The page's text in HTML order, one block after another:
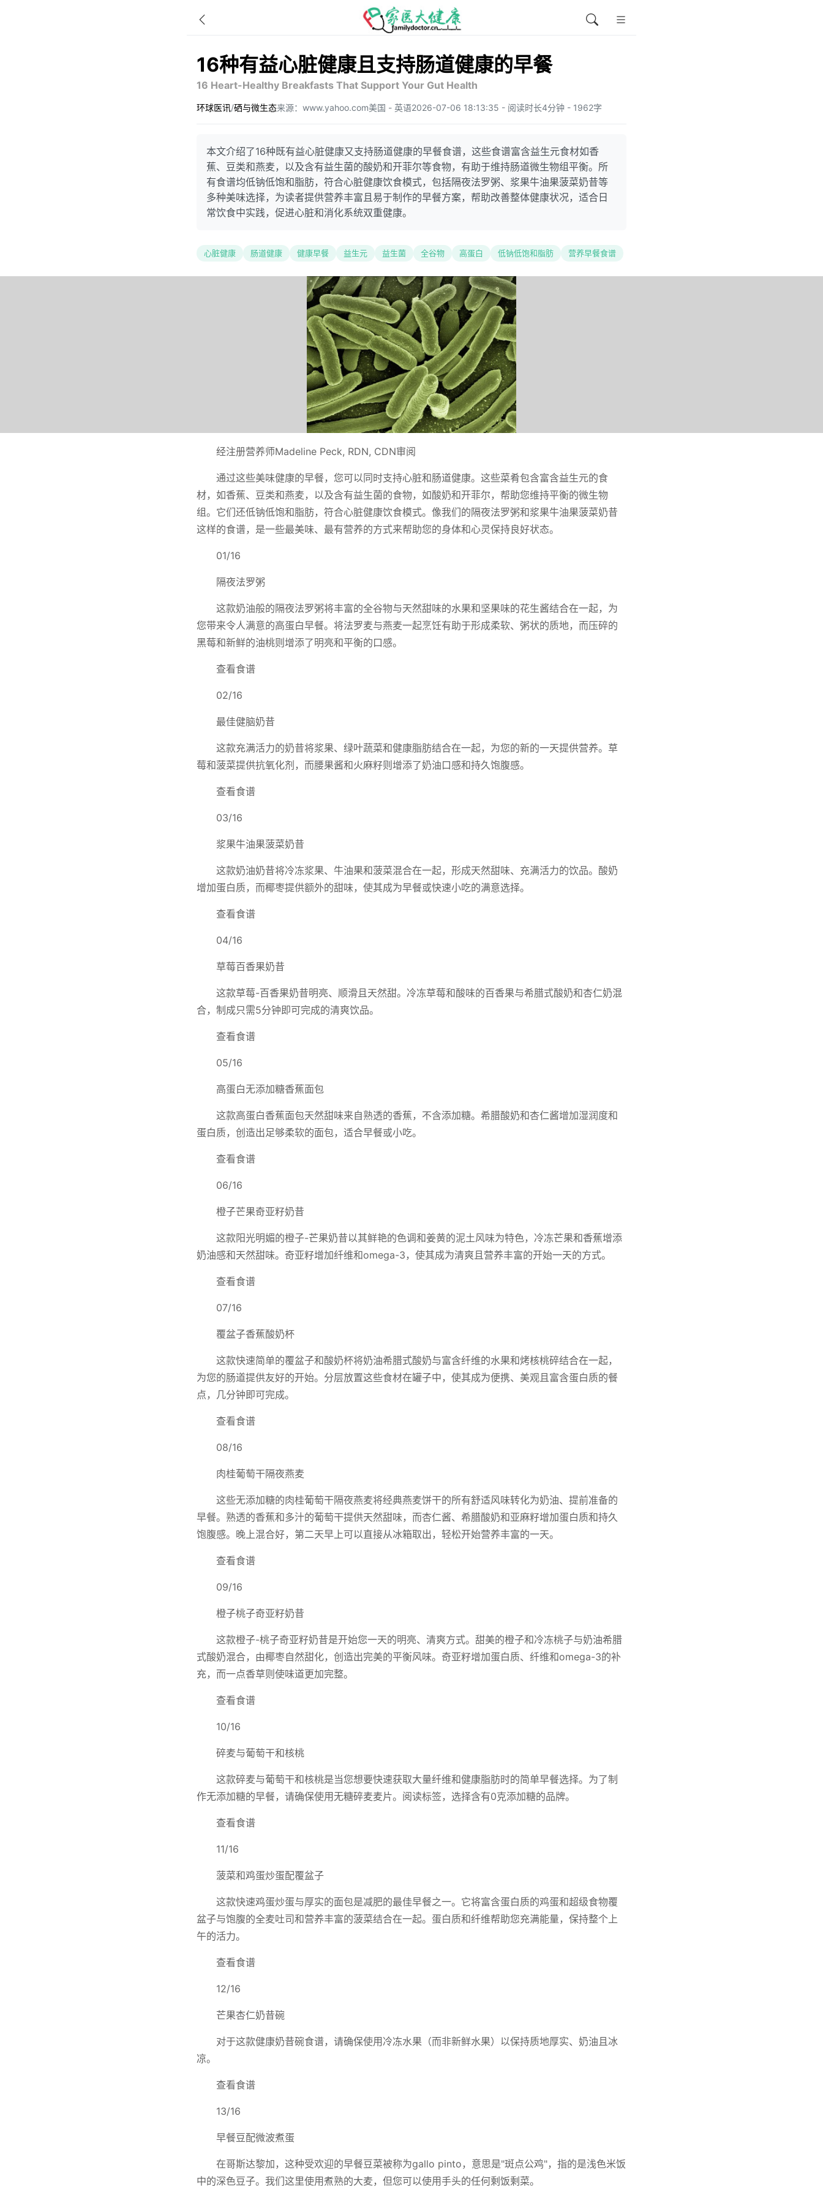
16种有益心脏健康且支持肠道健康的早餐
16 Heart-Healthy Breakfasts That Support Your Gut Health
环球医讯/硒与微生态来源：www.yahoo.com美国 - 英语2026-07-06 18:13:35 - 阅读时长4分钟 - 1962字
本文介绍了16种既有益心脏健康又支持肠道健康的早餐食谱，这些食谱富含益生元食材如香
蕉、豆类和燕麦，以及含有益生菌的酸奶和开菲尔等食物，有助于维持肠道微生物组平衡。所
有食谱均低钠低饱和脂肪，符合心脏健康饮食模式，包括隔夜法罗粥、浆果牛油果菠菜奶昔等
多种美味选择，为读者提供营养丰富且易于制作的早餐方案，帮助改善整体健康状况，适合日
常饮食中实践，促进心脏和消化系统双重健康。
心脏健康 肠道健康 健康早餐 益生元 益生菌 全谷物 高蛋白 低钠低饱和脂肪 营养早餐食谱
经注册营养师Madeline Peck, RDN, CDN审阅
通过这些美味健康的早餐，您可以同时支持心脏和肠道健康。这些菜肴包含富含益生元的食
材，如香蕉、豆类和燕麦，以及含有益生菌的食物，如酸奶和开菲尔，帮助您维持平衡的微生物
组。它们还低钠低饱和脂肪，符合心脏健康饮食模式。像我们的隔夜法罗粥和浆果牛油果菠菜奶昔
这样的食谱，是一些最美味、最有营养的方式来帮助您的身体和心灵保持良好状态。
01/16
隔夜法罗粥
这款奶油般的隔夜法罗粥将丰富的全谷物与天然甜味的水果和坚果味的花生酱结合在一起，为
您带来令人满意的高蛋白早餐。将法罗麦与燕麦一起烹饪有助于形成柔软、粥状的质地，而压碎的
黑莓和新鲜的油桃则增添了明亮和平衡的口感。
查看食谱
02/16
最佳健脑奶昔
这款充满活力的奶昔将浆果、绿叶蔬菜和健康脂肪结合在一起，为您的新的一天提供营养。草
莓和菠菜提供抗氧化剂，而腰果酱和火麻籽则增添了奶油口感和持久饱腹感。
查看食谱
03/16
浆果牛油果菠菜奶昔
这款奶油奶昔将冷冻浆果、牛油果和菠菜混合在一起，形成天然甜味、充满活力的饮品。酸奶
增加蛋白质，而椰枣提供额外的甜味，使其成为早餐或快速小吃的满意选择。
查看食谱
04/16
草莓百香果奶昔
这款草莓-百香果奶昔明亮、顺滑且天然甜。冷冻草莓和酸味的百香果与希腊式酸奶和杏仁奶混
合，制成只需5分钟即可完成的清爽饮品。
查看食谱
05/16
高蛋白无添加糖香蕉面包
这款高蛋白香蕉面包天然甜味来自熟透的香蕉，不含添加糖。希腊酸奶和杏仁酱增加湿润度和
蛋白质，创造出足够柔软的面包，适合早餐或小吃。
查看食谱
06/16
橙子芒果奇亚籽奶昔
这款阳光明媚的橙子-芒果奶昔以其鲜艳的色调和姜黄的泥土风味为特色，冷冻芒果和香蕉增添
奶油感和天然甜味。奇亚籽增加纤维和omega-3，使其成为清爽且营养丰富的开始一天的方式。
查看食谱
07/16
覆盆子香蕉酸奶杯
这款快速简单的覆盆子和酸奶杯将奶油希腊式酸奶与富含纤维的水果和烤核桃碎结合在一起，
为您的肠道提供友好的开始。分层放置这些食材在罐子中，使其成为便携、美观且富含蛋白质的餐
点，几分钟即可完成。
查看食谱
08/16
肉桂葡萄干隔夜燕麦
这些无添加糖的肉桂葡萄干隔夜燕麦将经典燕麦饼干的所有舒适风味转化为奶油、提前准备的
早餐。熟透的香蕉和多汁的葡萄干提供天然甜味，而杏仁酱、希腊酸奶和亚麻籽增加蛋白质和持久
饱腹感。晚上混合好，第二天早上可以直接从冰箱取出，轻松开始营养丰富的一天。
查看食谱
09/16
橙子桃子奇亚籽奶昔
这款橙子-桃子奇亚籽奶昔是开始您一天的明亮、清爽方式。甜美的橙子和冷冻桃子与奶油希腊
式酸奶混合，由椰枣自然甜化，创造出完美的平衡风味。奇亚籽增加蛋白质、纤维和omega-3的补
充，而一点香草则使味道更加完整。
查看食谱
10/16
碎麦与葡萄干和核桃
这款碎麦与葡萄干和核桃是当您想要快速获取大量纤维和健康脂肪时的简单早餐选择。为了制
作无添加糖的早餐，请确保使用无糖碎麦麦片。阅读标签，选择含有0克添加糖的品牌。
查看食谱
11/16
菠菜和鸡蛋炒蛋配覆盆子
这款快速鸡蛋炒蛋与厚实的面包是减肥的最佳早餐之一。它将富含蛋白质的鸡蛋和超级食物覆
盆子与饱腹的全麦吐司和营养丰富的菠菜结合在一起。蛋白质和纤维帮助您充满能量，保持整个上
午的活力。
查看食谱
12/16
芒果杏仁奶昔碗
对于这款健康奶昔碗食谱，请确保使用冷冻水果（而非新鲜水果）以保持质地厚实、奶油且冰
凉。
查看食谱
13/16
早餐豆配微波煮蛋
在哥斯达黎加，这种受欢迎的早餐豆菜被称为gallo pinto，意思是"斑点公鸡"，指的是浅色米饭
中的深色豆子。我们这里使用煮熟的大麦，但您可以使用手头的任何剩饭剩菜。